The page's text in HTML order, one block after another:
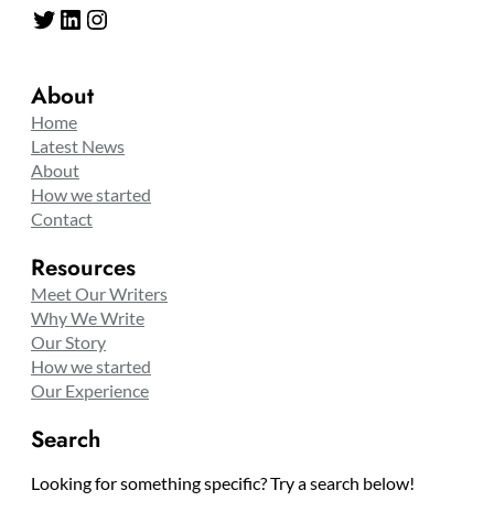
Twitter LinkedIn Instagram
About
Home
Latest News
About
How we started
Contact
Resources
Meet Our Writers
Why We Write
Our Story
How we started
Our Experience
Search
Looking for something specific? Try a search below!